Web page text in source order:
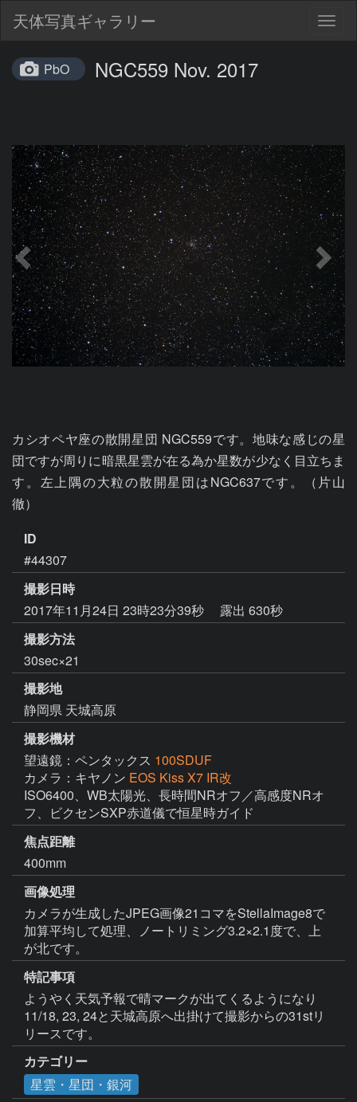
天体写真ギャラリー
PbO NGC559 Nov. 2017
カシオペヤ座の散開星団 NGC559です。地味な感じの星
団ですが周りに暗黒星雲が在る為か星数が少なく目立ちま
す。左上隅の大粒の散開星団はNGC637です。（片山
徹）
ID
#44307
撮影日時
2017年11月24日 23時23分39秒
露出 630秒
撮影方法
30sec×21
撮影地
静岡県 天城高原
撮影機材
望遠鏡：ペンタックス 100SDUF
カメラ：キヤノン EOS Kiss X7 IR改
ISO6400、WB太陽光、長時間NRオフ／高感度NRオ
フ、ビクセンSXP赤道儀で恒星時ガイド
焦点距離
400mm
画像処理
カメラが生成したJPEG画像21コマをStellaImage8で
加算平均して処理、ノートリミング3.2×2.1度で、上
が北です。
特記事項
ようやく天気予報で晴マークが出てくるようになり
11/18, 23, 24と天城高原へ出掛けて撮影からの31stリ
リースです。
カテゴリー
星雲・星団・銀河